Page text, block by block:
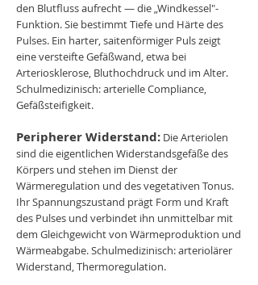
den Blutfluss aufrecht — die „Windkessel"-
Funktion. Sie bestimmt Tiefe und Härte des
Pulses. Ein harter, saitenförmiger Puls zeigt
eine versteifte Gefäßwand, etwa bei
Arteriosklerose, Bluthochdruck und im Alter.
Schulmedizinisch: arterielle Compliance,
Gefäßsteifigkeit.
Peripherer Widerstand: Die Arteriolen
sind die eigentlichen Widerstandsgefäße des
Körpers und stehen im Dienst der
Wärmeregulation und des vegetativen Tonus.
Ihr Spannungszustand prägt Form und Kraft
des Pulses und verbindet ihn unmittelbar mit
dem Gleichgewicht von Wärmeproduktion und
Wärmeabgabe. Schulmedizinisch: arteriolärer
Widerstand, Thermoregulation.